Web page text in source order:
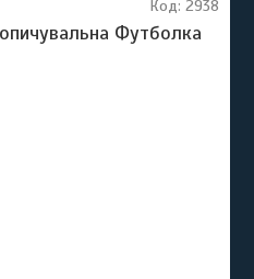
Футболка
Код: 2938